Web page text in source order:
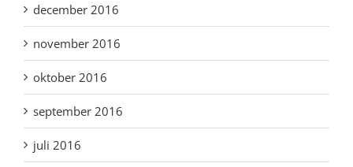
december 2016
november 2016
oktober 2016
september 2016
juli 2016